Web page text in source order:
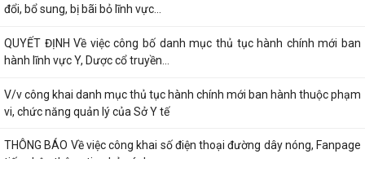
đổi, bổ sung, bị bãi bỏ lĩnh vực...
QUYẾT ĐỊNH Về việc công bố danh mục thủ tục hành chính mới ban
hành lĩnh vực Y, Dược cổ truyền...
V/v công khai danh mục thủ tục hành chính mới ban hành thuộc phạm
vi, chức năng quản lý của Sở Y tế
THÔNG BÁO Về việc công khai số điện thoại đường dây nóng, Fanpage
tiếp nhận thông tin phản ánh,...